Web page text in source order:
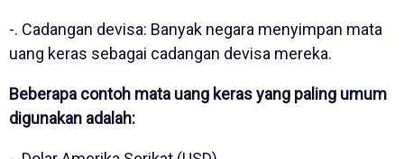
-. Cadangan devisa: Banyak negara menyimpan mata
uang keras sebagai cadangan devisa mereka.
Beberapa contoh mata uang keras yang paling umum
digunakan adalah: